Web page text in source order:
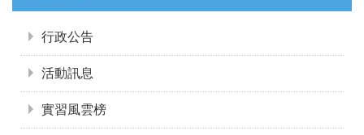
行政公告
活動訊息
實習風雲榜